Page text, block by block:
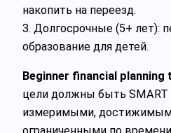
накопить на переезд.
3. Долгосрочные (5+ лет):
образование для детей.
Beginner financial planning
цели должны быть
измеримыми,